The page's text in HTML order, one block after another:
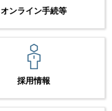
オンライン手続等
採用情報